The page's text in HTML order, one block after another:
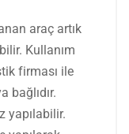
araç artık
Kullanım
firması ile
bağlıdır.
yapılabilir.